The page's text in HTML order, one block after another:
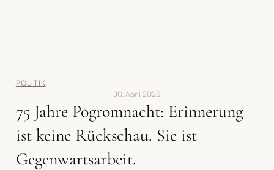
POLITIK,
30. April 2026
75 Jahre Pogromnacht: Erinnerung
ist keine Rückschau. Sie ist
Gegenwartsarbeit.